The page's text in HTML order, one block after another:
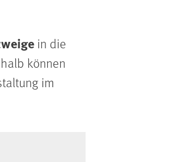
in die
können
im